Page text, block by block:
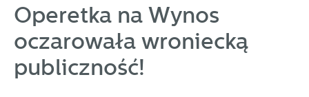
Operetka na Wynos
oczarowała wroniecką
publiczność!
personalizację określonych funkcjonalności czy
prezentowanych treści.
Dzięki tym plikom cookies możemy zapewnić Ci większy
komfort korzystania z funkcjonalności naszej strony poprzez
dopasowanie jej do Twoich indywidualnych preferencji.